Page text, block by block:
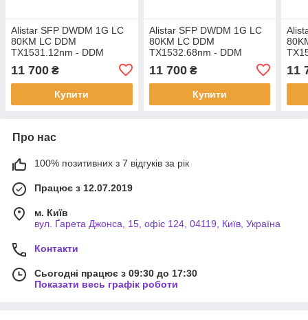
Alistar SFP DWDM 1G LC
80KM LC DDM
TX1531.12nm - DDM
11 700 ₴
Купити
Alistar SFP DWDM 1G LC
80KM LC DDM
TX1532.68nm - DDM
11 700₴
Купити
11
Про нас
100% позитивних з 7 відгуків за рік
Працює з 12.07.2019
м. Київ
вул. Ґарета Джонса, 15, офіс 124, 04119, Київ, Україна
Контакти
Сьогодні працює з 09:30 до 17:30
Показати весь графік роботи